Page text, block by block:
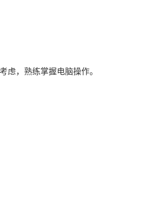
虑，熟练掌握电脑操作。